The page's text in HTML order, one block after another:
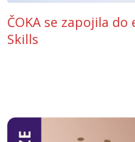
ČOKA se zapojila
Skills